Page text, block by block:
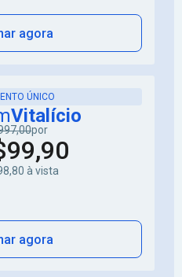
agora
ÚNICO
Vitalício
por
à vista
agora